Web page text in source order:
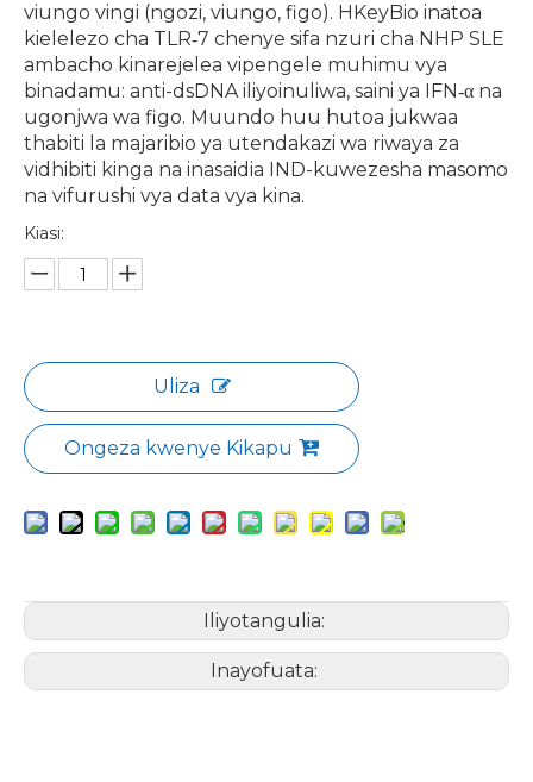
viungo vingi (ngozi, viungo, figo). HKeyBio inatoa
kielelezo cha TLR‑7 chenye sifa nzuri cha NHP SLE
ambacho kinarejelea vipengele muhimu vya
binadamu: anti-dsDNA iliyoinuliwa, saini ya IFN‑α na
ugonjwa wa figo. Muundo huu hutoa jukwaa
thabiti la majaribio ya utendakazi wa riwaya za
vidhibiti kinga na inasaidia IND-kuwezesha masomo
na vifurushi vya data vya kina.
Kiasi:
Uliza
Ongeza kwenye Kikapu
Iliyotangulia:
Inayofuata: